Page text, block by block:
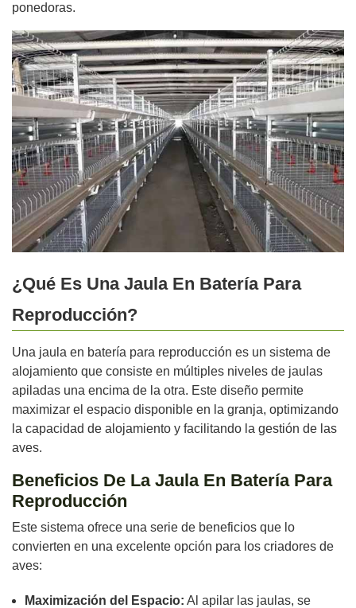
ponedoras.
¿Qué Es Una Jaula En Batería Para
Reproducción?
Una jaula en batería para reproducción es un sistema de
alojamiento que consiste en múltiples niveles de jaulas
apiladas una encima de la otra. Este diseño permite
maximizar el espacio disponible en la granja, optimizando
la capacidad de alojamiento y facilitando la gestión de las
aves.
Beneficios De La Jaula En Batería Para
Reproducción
Este sistema ofrece una serie de beneficios que lo
convierten en una excelente opción para los criadores de
aves:
Maximización del Espacio: Al apilar las jaulas, se